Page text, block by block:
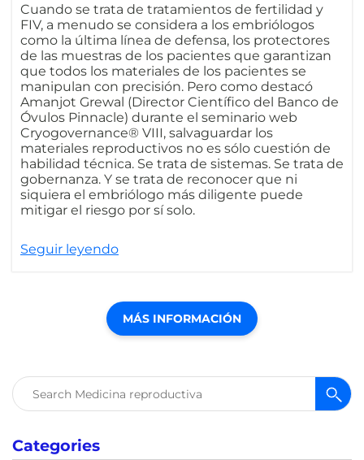
Cuando se trata de tratamientos de fertilidad y
FIV, a menudo se considera a los embriólogos
como la última línea de defensa, los protectores
de las muestras de los pacientes que garantizan
que todos los materiales de los pacientes se
manipulan con precisión. Pero como destacó
Amanjot Grewal (Director Científico del Banco de
Óvulos Pinnacle) durante el seminario web
Cryogovernance® VIII, salvaguardar los
materiales reproductivos no es sólo cuestión de
habilidad técnica. Se trata de sistemas. Se trata de
gobernanza. Y se trata de reconocer que ni
siquiera el embriólogo más diligente puede
mitigar el riesgo por sí solo.
Seguir leyendo
MÁS INFORMACIÓN
Buscar:
Categories